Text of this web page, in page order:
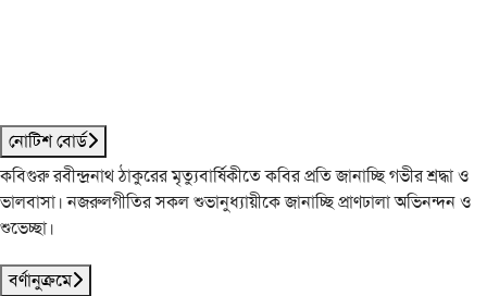
নোটিশ বোর্ড
কবিগুরু রবীন্দ্রনাথ ঠাকুরের মৃত্যুবার্ষিকীতে কবির প্রতি জানাচ্ছি গভীর শ্রদ্ধা ও
ভালবাসা। নজরুলগীতির সকল শুভানুধ্যায়ীকে জানাচ্ছি প্রাণঢালা অভিনন্দন ও
শুভেচ্ছা।
বর্ণানুক্রমে